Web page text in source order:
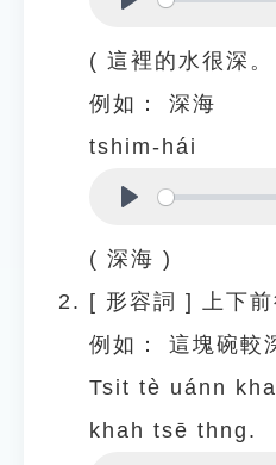
( 這裡的水很深
例如：
深海
tshim-hái
( 深海 )
[ 形容詞 ] 上下前
例如：
這塊碗較
Tsit tè uánn
khah tsē thng.